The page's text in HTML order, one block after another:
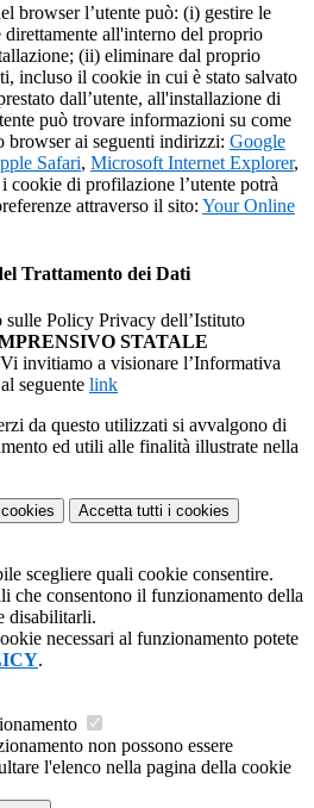
browser l’utente può: (i) gestire le
all'interno del proprio
(ii) eliminare dal proprio
incluso il cookie in cui è stato salvato
dall’utente, all'installazione di
può trovare informazioni su come
browser ai seguenti indirizzi: Google
Safari, Microsoft Internet Explorer,
i cookie di profilazione l’utente potrà
attraverso il sito: Your Online
Trattamento dei Dati
sulle Policy Privacy dell’Istituto
STATALE
Vi invitiamo a visionare l’Informativa
seguente link
da questo utilizzati si avvalgono di
ed utili alle finalità illustrate nella
Accetta tutti i cookies
scegliere quali cookie consentire.
che consentono il funzionamento della
disabilitarli.
necessari al funzionamento potete
.
non possono essere
l'elenco nella pagina della cookie